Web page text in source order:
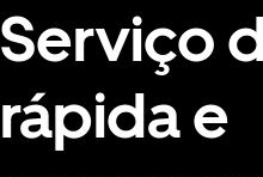
Serviço
rápida e